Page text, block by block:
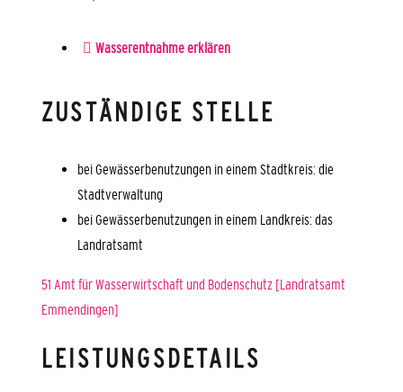
Wasserentnahme erklären
ZUSTÄNDIGE STELLE
bei Gewässerbenutzungen in einem Stadtkreis: die
Stadtverwaltung
bei Gewässerbenutzungen in einem Landkreis: das
Landratsamt
51 Amt für Wasserwirtschaft und Bodenschutz [Landratsamt
Emmendingen]
LEISTUNGSDETAILS